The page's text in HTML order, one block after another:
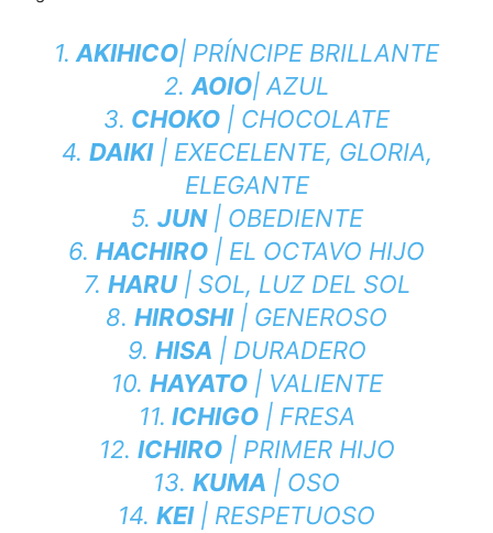
1. AKIHICO| PRÍNCIPE BRILLANTE
2. AOIO| AZUL
3. CHOKO | CHOCOLATE
4. DAIKI| EXECELENTE, GLORIA,
ELEGANTE
5. JUN| OBEDIENTE
6. HACHIRO | EL OCTAVO HIJO
7. HARU| SOL, LUZ DEL SOL
8. HIROSHI| GENEROSO
9. HISA | DURADERO
10. HAYATO| VALIENTE
11. ICHIGO| FRESA
12. ICHIRO| PRIMER HIJO
13. KUMA | OSO
14. KEI| RESPETUOSO